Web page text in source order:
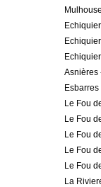
Asnières
Le Fou
Le Fou
Le Fou
Le Fou
Le Fou
La